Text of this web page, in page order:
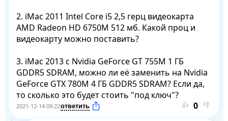
2. iMac 2011 Intel Core i5 2,5 герц видеокарта
AMD Radeon HD 6750M 512 мб. Какой проц и
видеокарту можно поставить?
3. iMac 2013 с Nvidia GeForce GT 755M 1 ГБ
GDDR5 SDRAM, можно ли её заменить на Nvidia
GeForce GTX 780M 4 ГБ GDDR5 SDRAM? Если да,
то сколько это будет стоить "под ключ"?
2021-12-14 09:22 👍 👎